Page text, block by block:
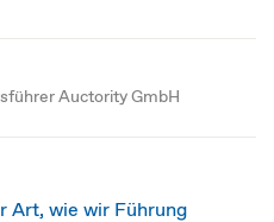
Auctority GmbH
Art, wie wir Führung